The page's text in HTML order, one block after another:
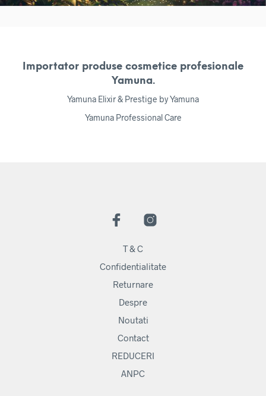
Importator produse cosmetice profesionale
Yamuna.
Yamuna Elixir & Prestige by Yamuna
Yamuna Professional Care
T & C
Confidentialitate
Returnare
Despre
Noutati
Contact
REDUCERI
ANPC